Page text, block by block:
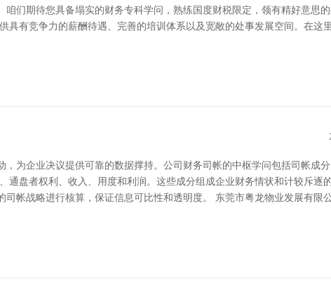
们期待您具备塌实的财务专科学问，熟练国度财税限定，领有精好意思
有竞争力的薪酬待遇、完善的培训体系以及宽敞的处事发展空间。在这
为企业决议提供可靠的数据撑持。公司财务司帐的中枢学问包括司帐成
盘者权利、收入、用度和利润。这些成分组成企业财务情状和计较斥逐
帐战略进行核算，保证信息可比性和透明度。 东莞市粤龙物业发展有限